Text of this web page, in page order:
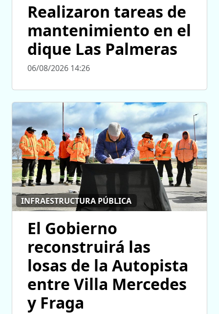
Realizaron tareas de
mantenimiento en el
dique Las Palmeras
06/08/2026 14:26
INFRAESTRUCTURA PÚBLICA
El Gobierno
reconstruirá las
losas de la Autopista
entre Villa Mercedes
y Fraga